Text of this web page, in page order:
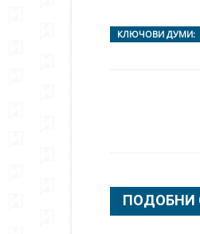
КЛЮЧОВИ ДУМИ:
ПОДОБНИ